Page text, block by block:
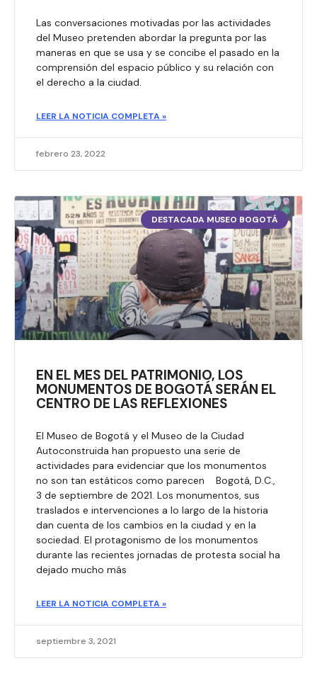
Las conversaciones motivadas por las actividades
del Museo pretenden abordar la pregunta por las
maneras en que se usa y se concibe el pasado en la
comprensión del espacio público y su relación con
el derecho a la ciudad.
LEER LA NOTICIA COMPLETA »
febrero 23, 2022
DESTACADA MUSEO BOGOTÁ
EN EL MES DEL PATRIMONIO, LOS
MONUMENTOS DE BOGOTÁ SERÁN EL
CENTRO DE LAS REFLEXIONES
El Museo de Bogotá y el Museo de la Ciudad
Autoconstruida han propuesto una serie de
actividades para evidenciar que los monumentos
no son tan estáticos como parecen Bogotá, D.C.,
3 de septiembre de 2021. Los monumentos, sus
traslados e intervenciones a lo largo de la historia
dan cuenta de los cambios en la ciudad y en la
sociedad. El protagonismo de los monumentos
durante las recientes jornadas de protesta social ha
dejado mucho más
LEER LA NOTICIA COMPLETA »
septiembre 3, 2021